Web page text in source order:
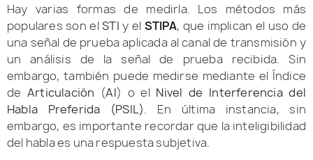
Hay varias formas de medirla. Los métodos más
populares son elSTIy el STIPA, que implican el uso de
una señal de prueba aplicada al canal de transmisión y
un análisis de la señal de prueba recibida. Sin
embargo, también puede medirse mediante el Índice
deArticulación (Al) o el Nivel de Interferencia del
Habla Preferida
(PSIL). En última instancia, sin
embargo, es importante recordar que la inteligibilidad
del habla es una respuesta subjetiva.